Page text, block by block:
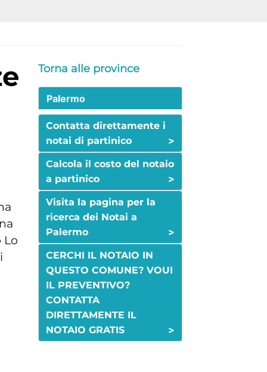
Lo
Torna alle province
Palermo
Contatta direttamente i
notai di partinico
>
Calcola il costo del notaio
a partinico
>
Visita la pagina per la
ricerca dei Notai a
Palermo
>
CERCHI IL NOTAIO IN
QUESTO COMUNE? VOUI
IL PREVENTIVO?
CONTATTA
DIRETTAMENTE IL
NOTAIO GRATIS
>